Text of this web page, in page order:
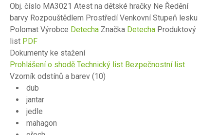
Obj. číslo MA3021 Atest na dětské hračky Ne Ředění
barvy Rozpouštědlem Prostředí Venkovní Stupeň lesku
Polomat Výrobce Detecha Značka Detecha Produktový
list PDF
Dokumenty ke stažení
Prohlášení o shodě Technický list Bezpečnostní list
Vzorník odstínů a barev (10)
dub
jantar
jedle
mahagon